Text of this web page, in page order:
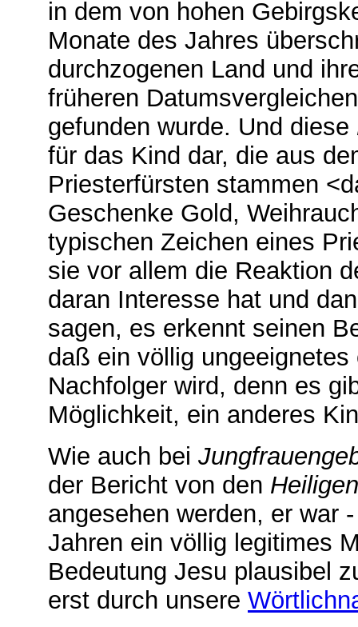
in dem von hohen
Monate des Jahres
durchzogenen Land und
früheren
gefunden wurde. Und diese
für das Kind dar, die aus
Priesterfürsten stammen
Geschenke Gold,
typischen Zeichen eines
sie vor allem die Reaktion
daran Interesse hat und
sagen, es erkennt seinen
daß ein völlig
Nachfolger wird, denn es
Möglichkeit, ein anderes
Wie auch bei
der Bericht von den
angesehen werden, er war
Jahren ein völlig legitimes
Bedeutung Jesu plausibel
erst durch unsere